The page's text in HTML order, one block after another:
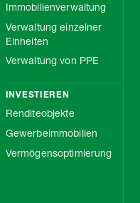
Immobilienverwaltung
Verwaltung einzelner
Einheiten
Verwaltung von PPE
INVESTIEREN
Renditeobjekte
Gewerbeimmobilien
Vermögensoptimierung